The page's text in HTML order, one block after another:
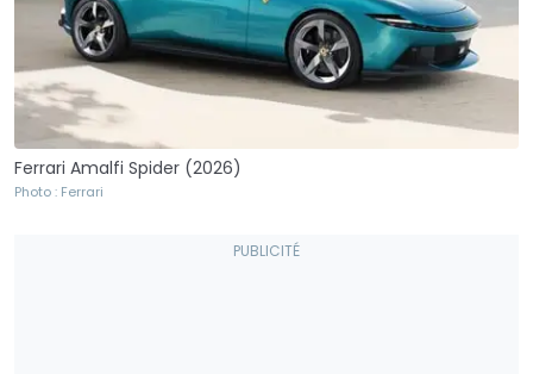
Ferrari Amalfi Spider (2026)
Photo : Ferrari